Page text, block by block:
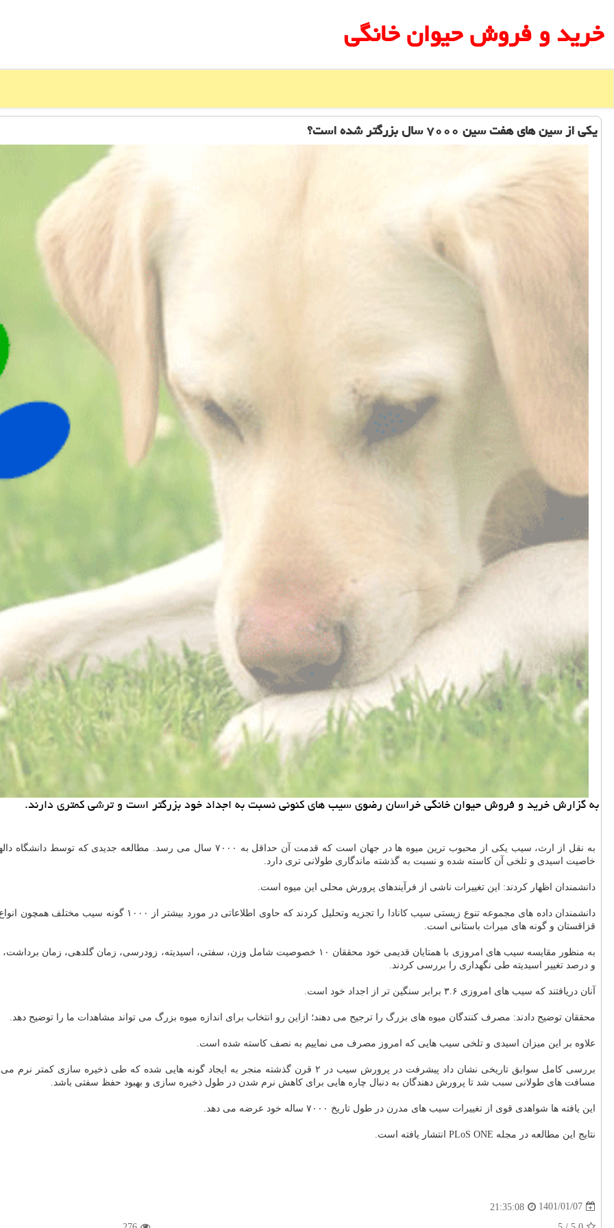
خرید و فروش حیوان خانگی
یکی از سین های هفت سین ۷۰۰۰ سال بزرگتر شده است؟
به گزارش خرید و فروش حیوان خانگی خراسان رضوی سیب های کنونی نسبت به اجداد خود بزرگتر است و ترشی کمتری دارند.
به نقل از ارث، سیب یکی از محبوب ترین میوه ها در جهان است که قدمت آن حداقل به
خاصیت اسیدی و تلخی آن کاسته شده و نسبت به گذشته ماندگاری طولانی تری دارد.
دانشمندان اظهار کردند: این تغییرات ناشی از فرآیندهای پرورش محلی این میوه است.
دانشمندان داده های مجموعه تنوع زیستی سیب کانادا را تجزیه وتحلیل کردند که حاوی اطلاعاتی در مورد بیشتر از ۱۰۰۰ گونه سیب مختلف همچون انواع مدرن مانند گالا یا هانی کریسپ همینطور سیب های وحشی از
قزاقستان و گونه های میراث باستانی است.
به منظور مقایسه سیب های امروزی با همتایان قدیمی خود محققان ۱۰ خصوصیت شامل وزن، سفتی، اسیدیته،
و درصد تغییر اسیدیته طی نگهداری را بررسی کردند.
آنان دریافتند که سیب های امروزی ۳.۶ برابر سنگین تر از اجداد خود است.
محققان توضیح دادند: مصرف کنندگان میوه های بزرگ را ترجیح می دهند؛ ازاین رو انتخاب برای اندازه میوه بزرگ می تواند مشاهدات ما را توضیح دهد.
علاوه بر این میزان اسیدی و تلخی سیب هایی که امروز مصرف می نماییم به نصف کاسته شده است.
بررسی کامل سوابق تاریخی نشان داد پیشرفت در پرورش سیب در ۲ قرن گذشته منجر به ایجاد گونه هایی
مسافت های طولانی سبب شد تا پرورش دهندگان به دنبال چاره هایی برای کاهش نرم شدن در طول ذخیره سازی و بهبود حفظ سفتی باشد.
این یافته ها شواهدی قوی از تغییرات سیب های مدرن در طول تاریخ ۷۰۰۰ ساله خود عرضه می دهد.
نتایج این مطالعه در مجله PLoS ONE انتشار یافته است.
1401/01/07
21:35:08